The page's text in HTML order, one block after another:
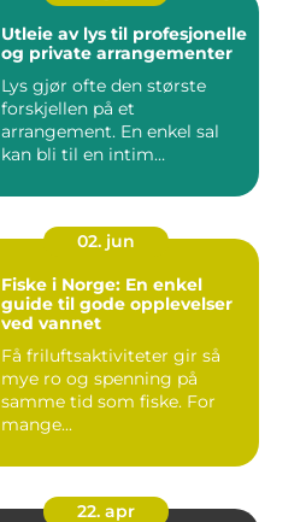
Utleie av lys til profesjonelle
og private arrangementer
Lys gjør ofte den største
forskjellen på et
arrangement. En enkel sal
kan bli til en intim
02. jun
Fiske i Norge: En enkel
guide til gode opplevelser
ved vannet
Få friluftsaktiviteter gir så
mye ro og spenning på
samme tid som fiske. For
mange...
22. apr